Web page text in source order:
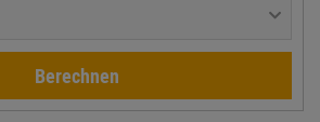
Berechnen